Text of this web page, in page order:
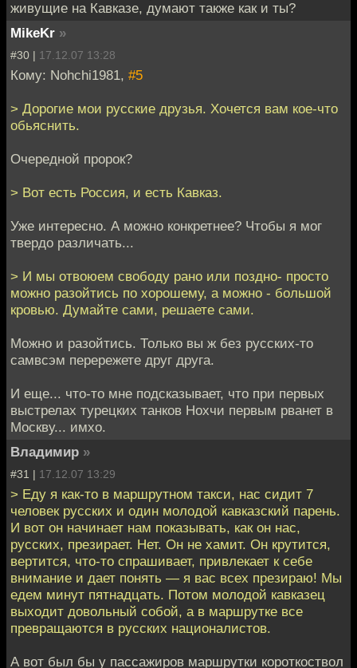
живущие на Кавказе, думают также как и ты?
MikeKr »
#30 | 17.12.07 13:28
Кому: Nohchi1981, #5
> Дорогие мои русские друзья. Хочется вам кое-что
обьяснить.
Очередной пророк?
> Вот есть Россия, и есть Кавказ.
Уже интересно. А можно конкретнее? Чтобы я мог
твердо различать...
> И мы отвоюем свободу рано или поздно- просто
можно разойтись по хорошему, а можно - большой
кровью. Думайте сами, решаете сами.
Можно и разойтись. Только вы ж без русских-то
самвсэм перережете друг друга.
И еще... что-то мне подсказывает, что при первых
выстрелах турецких танков Нохчи первым рванет в
Москву... имхо.
Владимир »
#31 | 17.12.07 13:29
> Еду я как-то в маршрутном такси, нас сидит 7
человек русских и один молодой кавказский парень.
И вот он начинает нам показывать, как он нас,
русских, презирает. Нет. Он не хамит. Он крутится,
вертится, что-то спрашивает, привлекает к себе
внимание и дает понять — я вас всех презираю! Мы
едем минут пятнадцать. Потом молодой кавказец
выходит довольный собой, а в маршрутке все
превращаются в русских националистов.
А вот был бы у пассажиров маршрутки короткоствол